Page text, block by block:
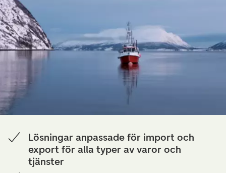
Lösningar anpassade för import och
export för alla typer av varor och
tjänster